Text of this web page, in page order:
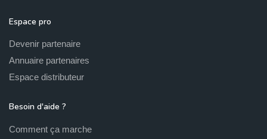
Espace pro
Devenir partenaire
Annuaire partenaires
Espace distributeur
Besoin d'aide ?
Comment ça marche